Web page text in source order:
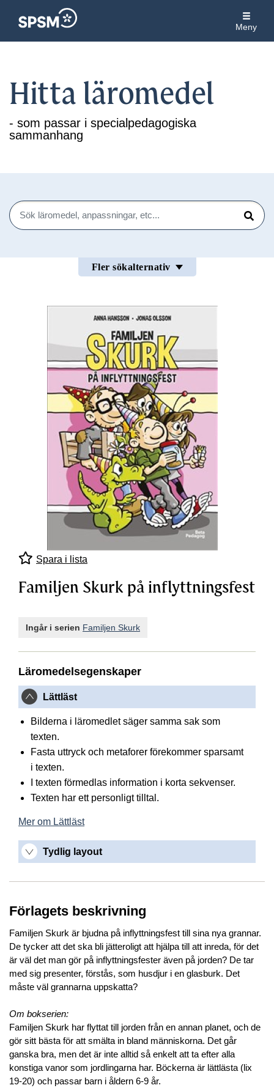
Meny
Hitta läromedel
- som passar i specialpedagogiska
sammanhang
Sök
Sök
Fler sökalternativ
Spara i lista
Familjen Skurk på inflyttningsfest
Ingår i serien Familjen Skurk
Läromedelsegenskaper
Lättläst
Bilderna i läromedlet säger samma sak som
texten.
Fasta uttryck och metaforer förekommer sparsamt
i texten.
I texten förmedlas information i korta sekvenser.
Texten har ett personligt tilltal.
Mer om Lättläst
Tydlig layout
Förlagets beskrivning
Familjen Skurk är bjudna på inflyttningsfest till sina nya grannar.
De tycker att det ska bli jätteroligt att hjälpa till att inreda, för det
är väl det man gör på inflyttningsfester även på jorden? De tar
med sig presenter, förstås, som husdjur i en glasburk. Det
måste väl grannarna uppskatta?
Om bokserien:
Familjen Skurk har flyttat till jorden från en annan planet, och de
gör sitt bästa för att smälta in bland människorna. Det går
ganska bra, men det är inte alltid så enkelt att ta efter alla
konstiga vanor som jordlingarna har. Böckerna är lättlästa (lix
19-20) och passar barn i åldern 6-9 år.